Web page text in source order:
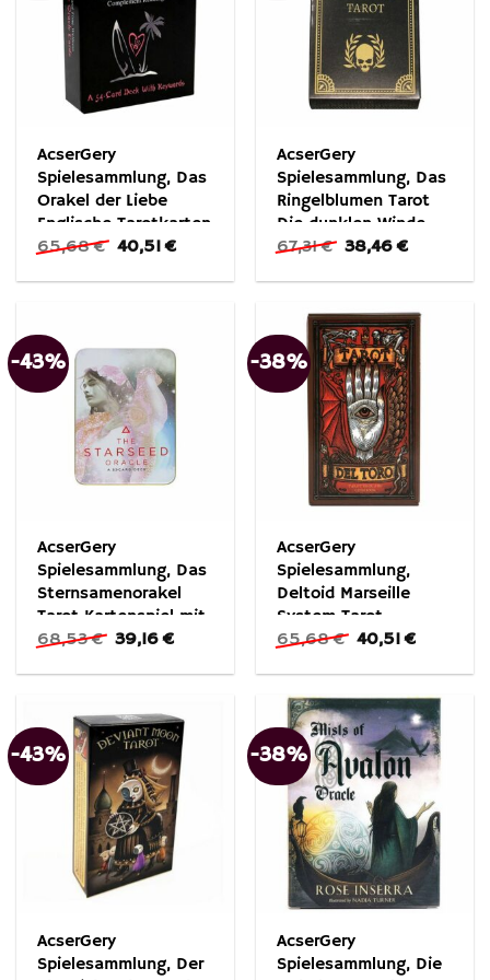
AcserGery
Spielesammlung, Das
Orakel der Liebe
Englische Tarotkarten
65,68€ Ursprünglicher
Preis
war:
40,51€
ist:
AcserGery
Spielesammlung, Das
Ringelblumen Tarot
Die dunklen Winde
Caro Tarot
67,31€ Ursprünglicher
Preis
war:
38,46€
ist:
-43%
AcserGery
Spielesammlung, Das
Sternsamenorakel
Tarot Kartenspiel mit
Folie
68,53€ Ursprünglicher
war:
39,16€
ist:
-38%
AcserGery
Spielesammlung,
Deltoid Marseille
System Tarot
65,68€ Ursprünglicher
war:
65,68 €
40,51€
ist:
40,51 €.
-43%
AcserGery
Spielesammlung, Der
-38%
AcserGery
Spielesammlung, Die